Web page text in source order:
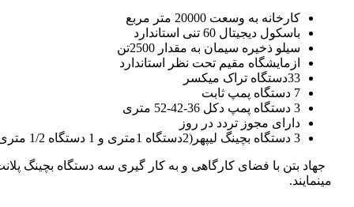
کارخانه به وسعت 20000 متر مربع
باسکول دیجیتال 60 تنی استاندارد
سیلو ذخیره سیمان به مقدار 2500تن
ازمایشگاه مقیم تحت نظر استاندارد
33دستگاه تراک میکسر
7 دستگاه پمپ ثابت
3 دستگاه پمپ دکل 36-42-52 متری
دارای مجوز تردد در روز
3 دستگاه بچینگ لیپهر(2دستگاه 1متری و 1 دستگاه 1/2 متری با توان تولید 150 متر مکعب در ساعت)
مینمایند.